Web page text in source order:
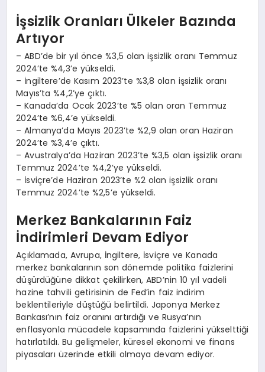
İşsizlik Oranları Ülkeler Bazında
Artıyor
– ABD’de bir yıl önce %3,5 olan işsizlik oranı Temmuz
2024’te %4,3’e yükseldi.
– İngiltere’de Kasım 2023’te %3,8 olan işsizlik oranı
Mayıs’ta %4,2’ye çıktı.
– Kanada’da Ocak 2023’te %5 olan oran Temmuz
2024’te %6,4’e yükseldi.
– Almanya’da Mayıs 2023’te %2,9 olan oran Haziran
2024’te %3,4’e çıktı.
– Avustralya’da Haziran 2023’te %3,5 olan işsizlik oranı
Temmuz 2024’te %4,2’ye yükseldi.
– İsviçre’de Haziran 2023’te %2 olan işsizlik oranı
Temmuz 2024’te %2,5’e yükseldi.
Merkez Bankalarının Faiz
İndirimleri Devam Ediyor
Açıklamada, Avrupa, İngiltere, İsviçre ve Kanada
merkez bankalarının son dönemde politika faizlerini
düşürdüğüne dikkat çekilirken, ABD’nin 10 yıl vadeli
hazine tahvili getirisinin de Fed’in faiz indirim
beklentileriyle düştüğü belirtildi. Japonya Merkez
Bankası’nın faiz oranını artırdığı ve Rusya’nın
enflasyonla mücadele kapsamında faizlerini yükselttiği
hatırlatıldı. Bu gelişmeler, küresel ekonomi ve finans
piyasaları üzerinde etkili olmaya devam ediyor.